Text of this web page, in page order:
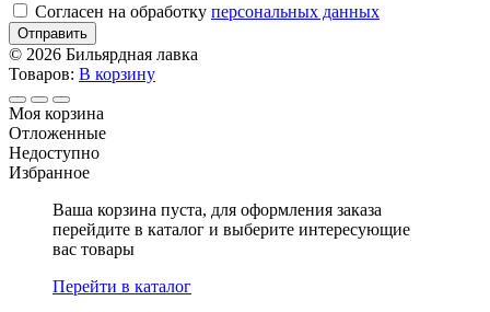
Cогласен на обработку персональных данных
Отправить
© 2026 Бильярдная лавка
Товаров: В корзину
Моя корзина
Отложенные
Недоступно
Избранное
Ваша корзина пуста, для оформления заказа
перейдите в каталог и выберите интересующие
вас товары
Перейти в каталог